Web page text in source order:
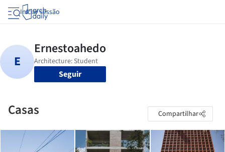
Iniciar sessão
Seguir
Casas Compartilhar